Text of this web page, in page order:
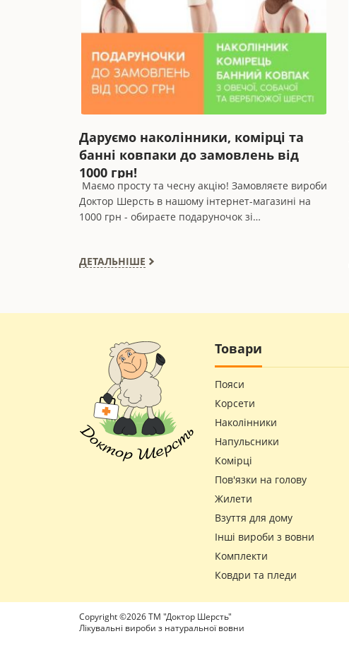
Даруємо наколінники, комірці та
банні ковпаки до замовлень від
1000 грн!
Маємо просту та чесну акцію! Замовляєте вироби
Доктор Шерсть в нашому інтернет-магазині на
1000 грн - обираєте подаруночок зі…
ДЕТАЛЬНІШЕ
Товари
Пояси
Корсети
Наколінники
Напульсники
Комірці
Пов'язки на голову
Жилети
Взуття для дому
Інші вироби з вовни
Комплекти
Ковдри та пледи
Copyright ©2026 ТМ "Доктор Шерсть"
Лікувальні вироби з натуральної вовни